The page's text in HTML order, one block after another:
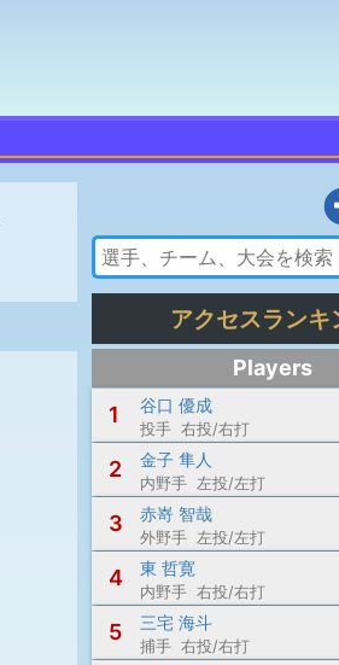
アクセスランキ
Players
1
谷口 優成
投手 右投/右打
2 金子 隼人
内野手 左投/左打
3 赤嵜 智哉
外野手 左投/左打
4 東 哲寛
内野手 右投/右打
5 三宅 海斗
捕手 右投/右打